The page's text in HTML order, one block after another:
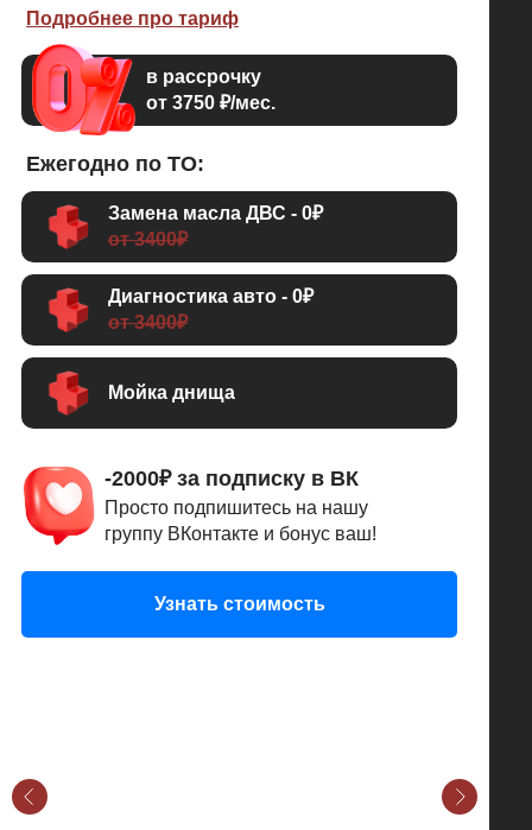
-2000₽ за подписку в ВК
Просто подпишитесь на нашу
группу ВКонтакте и бонус ваш!
Ежегодно по ТО:
Подробнее про тариф
Узнать стоимость
Мойка днища
Диагностика авто - 0₽
от 3400₽
в рассрочку
от 3750 ₽/мес.
Замена масла ДВС - 0₽
от 3400₽